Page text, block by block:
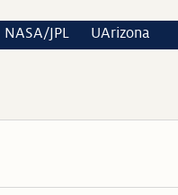
NASA/JPL UArizona